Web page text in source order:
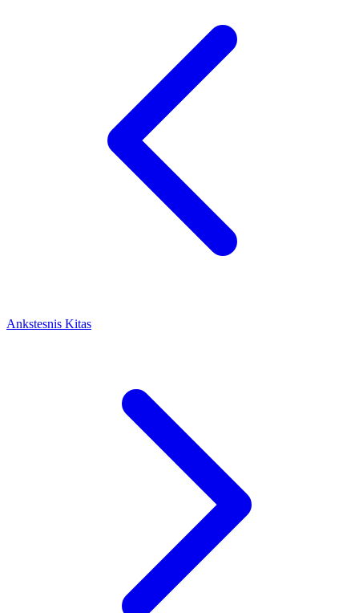
Ankstesnis Kitas